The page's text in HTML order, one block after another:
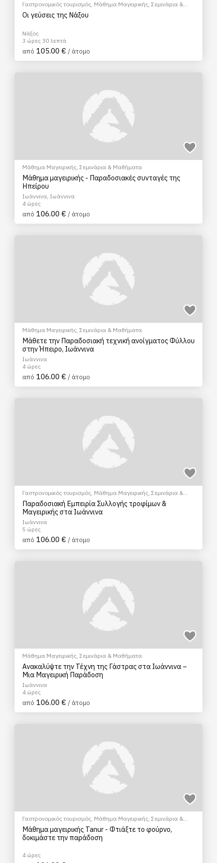
Γαστρονομικός τουρισμός, Μάθημα Μαγειρικής, Σεμινάρια &
Μαθήματα
Οι γεύσεις της Νάξου
Νάξος
3 ώρες 30 λεπτά
από 105.00 € / άτομο
Μάθημα Μαγειρικής, Σεμινάρια & Μαθήματα
Μάθημα μαγειρικής - Παραδοσιακές συνταγές της
Ηπείρου
Ιωάννινα, Ιωάννινα
4 ώρες
από 106.00 € / άτομο
Μάθημα Μαγειρικής, Σεμινάρια & Μαθήματα
Μάθετε την Παραδοσιακή τεχνική ανοίγματος Φύλλου
στην Ήπειρο, Ιωάννινα
Ιωάννινα
4 ώρες
από 106.00 € / άτομο
Γαστρονομικός τουρισμός, Μάθημα Μαγειρικής, Σεμινάρια &
Μαθήματα
Παραδοσιακή Εμπειρία Συλλογής τροφίμων &
Μαγειρικής στα Ιωάννινα
Ιωάννινα
5 ώρες
από 106.00 € / άτομο
Μάθημα Μαγειρικής, Σεμινάρια & Μαθήματα
Ανακαλύψτε την Τέχνη της Γάστρας στα Ιωάννινα –
Μια Μαγειρική Παράδοση
Ιωάννινα
4 ώρες
από 106.00 € / άτομο
Γαστρονομικός τουρισμός, Μάθημα Μαγειρικής, Σεμινάρια &
Μαθήματα
Μάθημα μαγειρικής Tanur - Φτιάξτε το φούρνο,
δοκιμάστε την παράδοση
4 ώρες